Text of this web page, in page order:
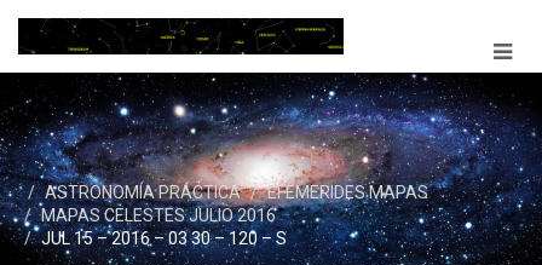
ASTRONOMÍA PRÁCTICA
EFEMERIDES MAPAS
MAPAS CELESTES JULIO 2016
JUL 15 – 2016 – 03 30 – 120 – S